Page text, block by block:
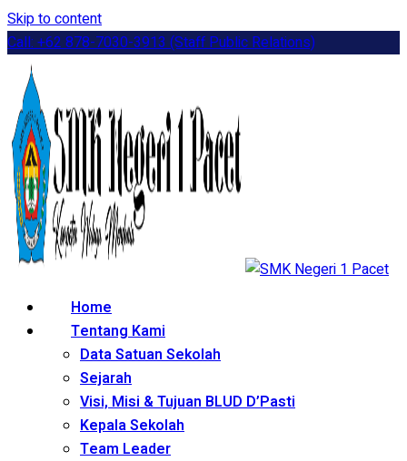
Skip to content
Call: +62 878-7030-3913 (Staff Public Relations)
Home
Tentang Kami
Data Satuan Sekolah
Sejarah
Visi, Misi & Tujuan BLUD D’Pasti
Kepala Sekolah
Team Leader